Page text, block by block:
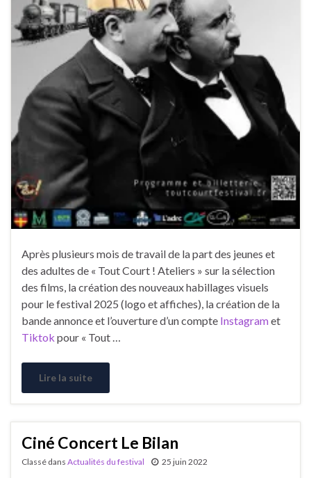
Après plusieurs mois de travail de la part des jeunes et
des adultes de « Tout Court ! Ateliers » sur la sélection
des films, la création des nouveaux habillages visuels
pour le festival 2025 (logo et affiches), la création de la
bande annonce et l’ouverture d’un compte Instagramet
Tiktok pour « Tout …
Lire la suite
Ciné Concert Le Bilan
Classé dans Actualités du festival 25 juin 2022